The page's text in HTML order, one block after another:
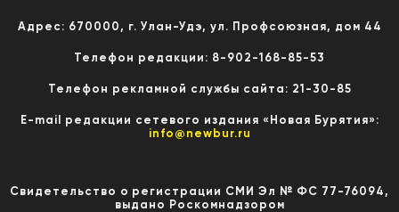
Адрес: 670000, г. Улан-Удэ, ул. Профсоюзная, дом 44
Телефон редакции: 8-902-168-85-53
Телефон рекламной службы сайта: 21-30-85
E-mail редакции сетевого издания «Новая Бурятия»:
info@newbur.ru
Свидетельство о регистрации СМИ Эл № ФС 77-76094,
выдано Роскомнадзором